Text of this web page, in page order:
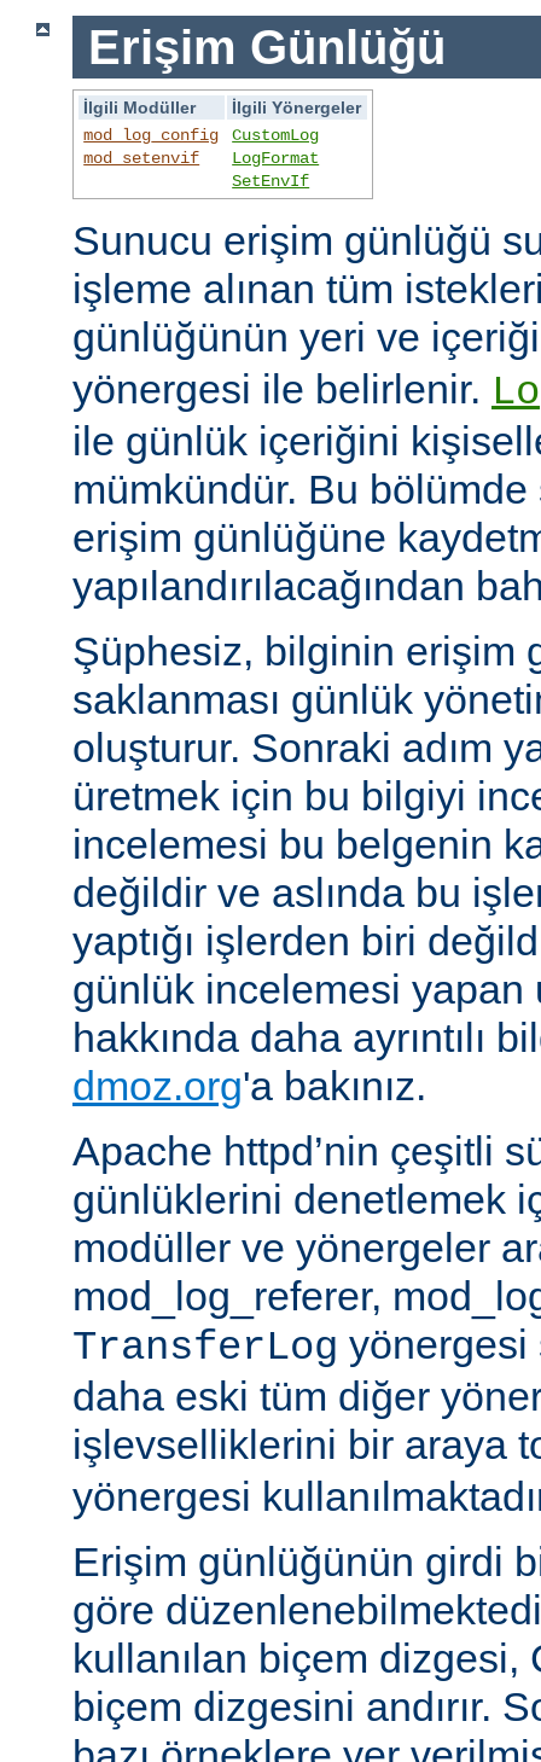
Erişim Günlüğü
İlgili Modüller
İlgili Yönergeler
mod_log_config
mod_setenvif
CustomLog
LogFormat
SetEnvIf
Sunucu erişim günlüğü
işleme alınan tüm
günlüğünün yeri ve
yönergesi ile belirlenir.
ile günlük içeriğini
mümkündür. Bu
erişim günlüğüne
yapılandırılacağından
Şüphesiz, bilginin erişim
saklanması günlük
oluşturur. Sonraki adım
üretmek için bu bilgiyi
incelemesi bu belgenin
değildir ve aslında bu
yaptığı işlerden biri
günlük incelemesi yapan
hakkında daha ayrıntılı
dmoz.org'a bakınız.
Apache httpd’nin çeşitli
günlüklerini denetlemek
modüller ve yönergeler
mod_log_referer,
TransferLog yönergesi
daha eski tüm diğer
işlevselliklerini bir araya
yönergesi
Erişim günlüğünün girdi
göre
kullanılan biçem dizgesi,
biçem dizgesini andırır.